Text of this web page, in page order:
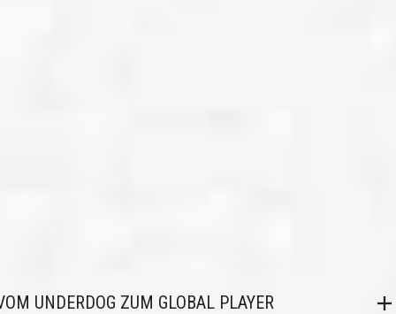
UNDERDOG ZUM GLOBAL PLAYER